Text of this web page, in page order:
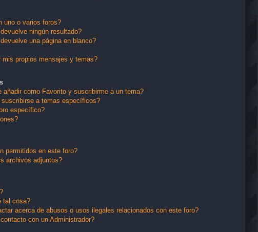
uno o varios foros?
ningún resultado?
una página en blanco?
mis propios mensajes y temas?
añadir como Favorito y suscribirme a un tema?
a temas específicos?
específico?
permitidos en este foro?
archivos adjuntos?
tal cosa?
acerca de abusos o usos ilegales relacionados con este foro?
con un Administrador?